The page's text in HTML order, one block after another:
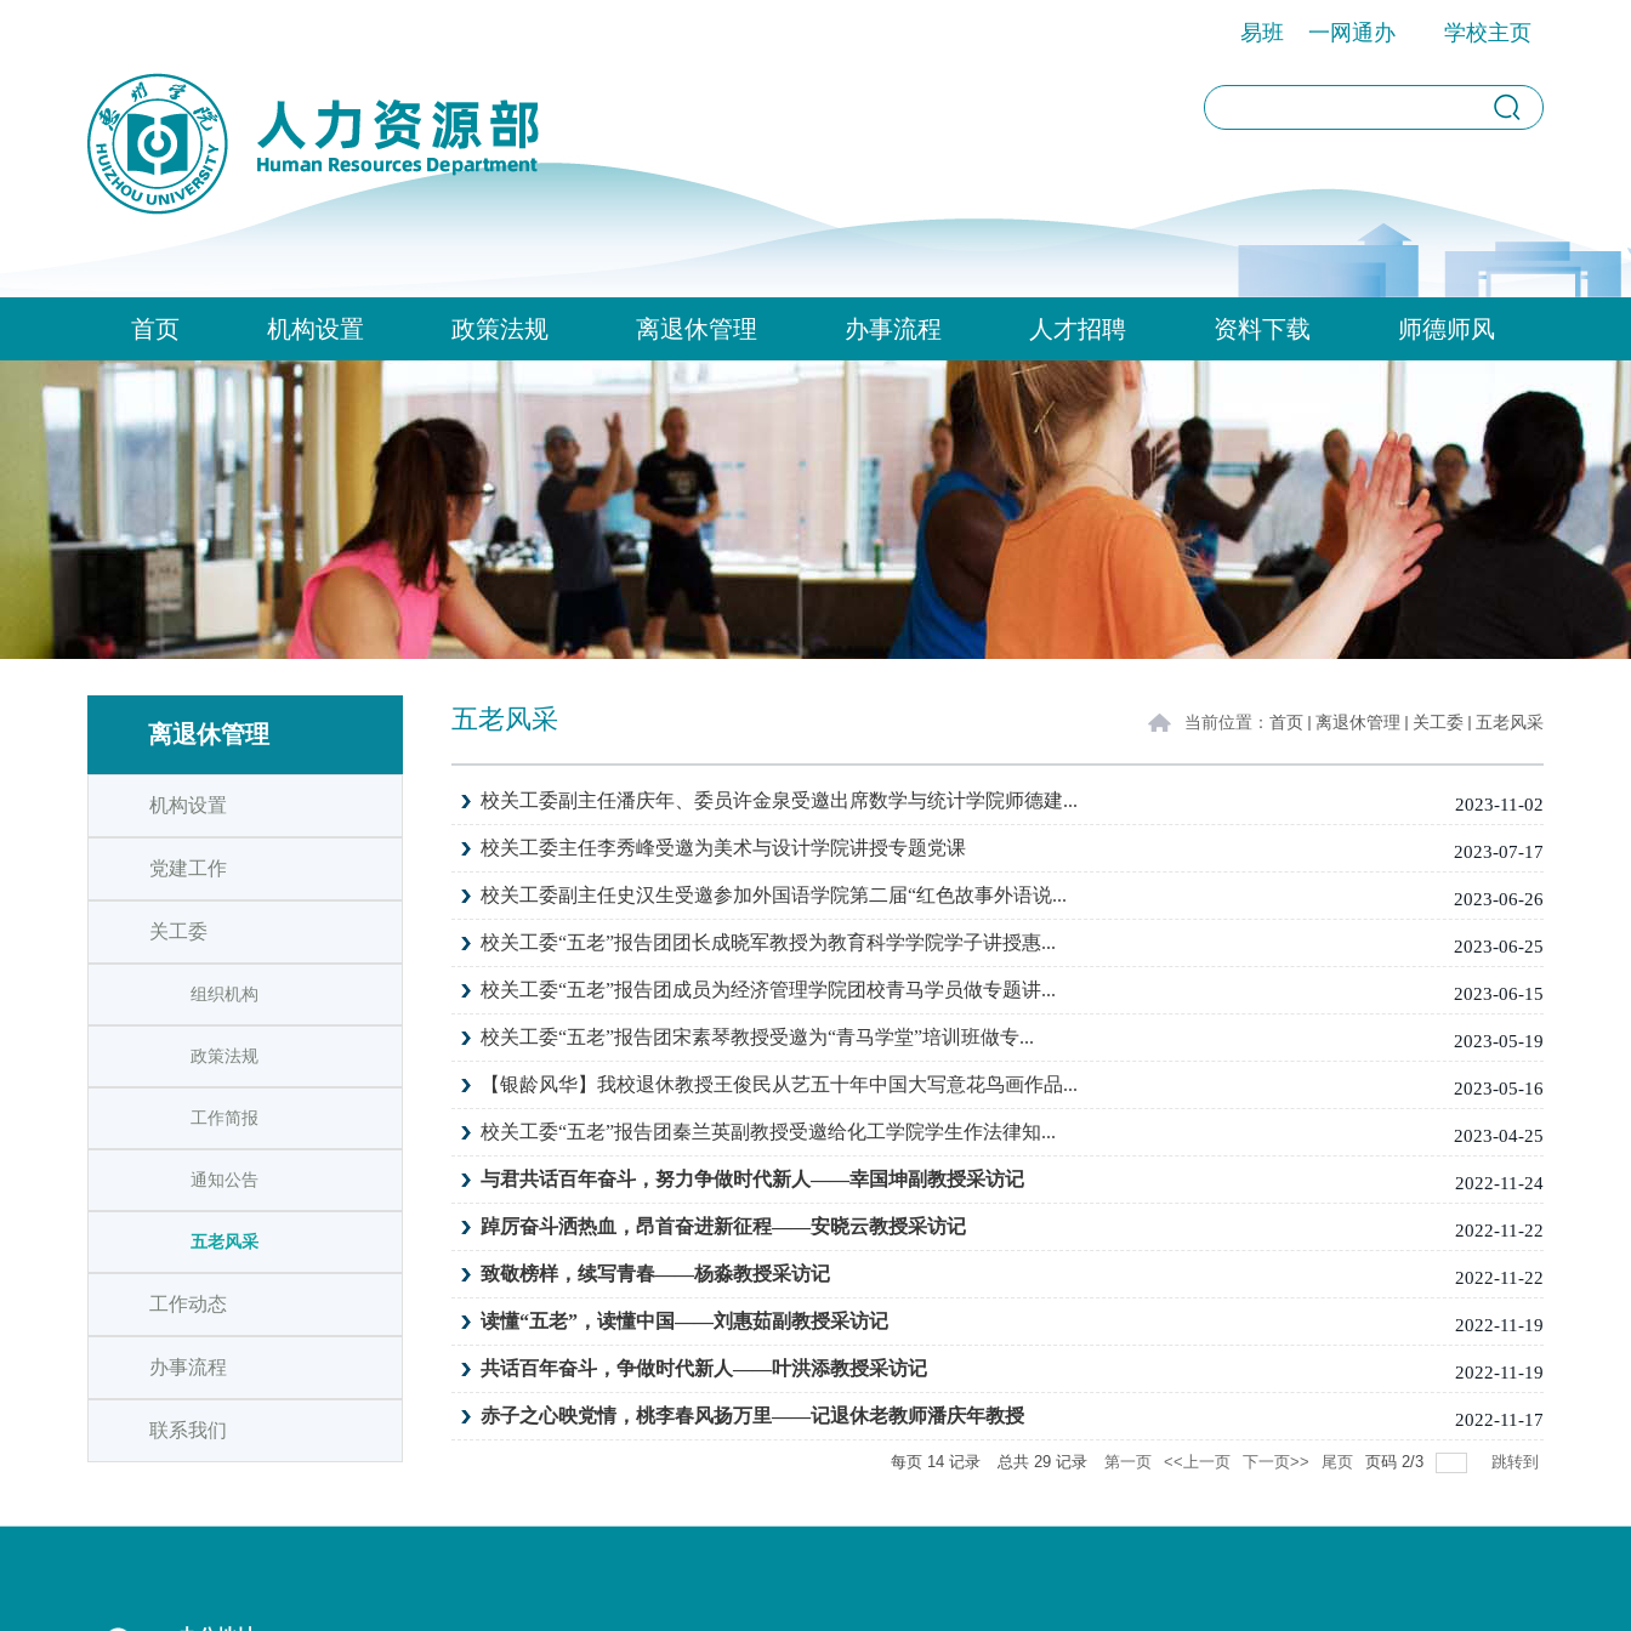
学校主页
一网通办
易班
首页 机构设置 政策法规 离退休管理 办事流程 人才招聘 资料下载 师德师风
离退休管理
机构设置
党建工作
关工委
组织机构
政策法规
工作简报
通知公告
五老风采
工作动态
办事流程
联系我们
当前位置： 首页 离退休管理 关工委 五老风采
五老风采
校关工委副主任潘庆年、委员许金泉受邀出席数学与统计学院师德建... 2023-11-02
校关工委主任李秀峰受邀为美术与设计学院讲授专题党课 2023-07-17
校关工委副主任史汉生受邀参加外国语学院第二届“红色故事外语说... 2023-06-26
校关工委“五老”报告团团长成晓军教授为教育科学学院学子讲授惠... 2023-06-25
校关工委“五老”报告团成员为经济管理学院团校青马学员做专题讲... 2023-06-15
校关工委“五老”报告团宋素琴教授受邀为“青马学堂”培训班做专... 2023-05-19
【银龄风华】我校退休教授王俊民从艺五十年中国大写意花鸟画作品... 2023-05-16
校关工委“五老”报告团秦兰英副教授受邀给化工学院学生作法律知... 2023-04-25
与君共话百年奋斗，努力争做时代新人——幸国坤副教授采访记 2022-11-24
踔厉奋斗洒热血，昂首奋进新征程——安晓云教授采访记 2022-11-22
致敬榜样，续写青春——杨淼教授采访记 2022-11-22
读懂“五老”，读懂中国——刘惠茹副教授采访记 2022-11-19
共话百年奋斗，争做时代新人——叶洪添教授采访记 2022-11-19
赤子之心映党情，桃李春风扬万里——记退休老教师潘庆年教授 2022-11-17
每页 14 记录 总共 29 记录 第一页 <<上一页 下一页>> 尾页 页码 2/3 跳转到